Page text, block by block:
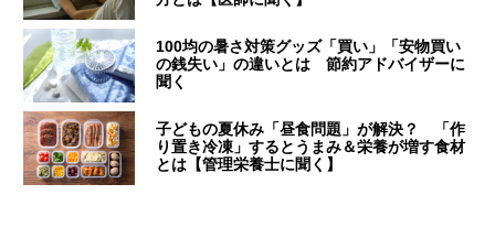
100均の暑さ対策グッズ「買い」「安物買い
の銭失い」の違いとは 節約アドバイザーに
聞く
子どもの夏休み「昼食問題」が解決？ 「作
り置き冷凍」するとうまみ＆栄養が増す食材
とは【管理栄養士に聞く】